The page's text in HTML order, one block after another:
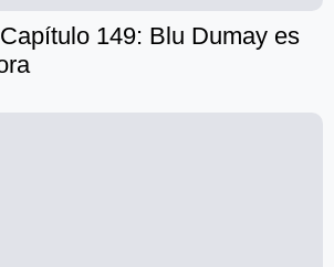
149: Blu Dumay es